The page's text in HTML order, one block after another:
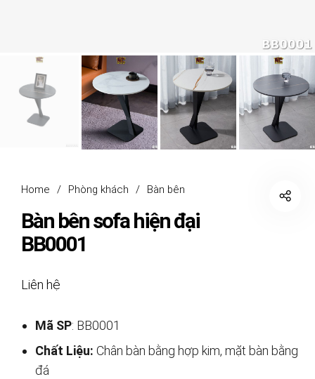
Home / Phòng khách / Bàn bên
Bàn bên sofa hiện đại
BB0001
Liên hệ
Mã SP: BB0001
Chất Liệu: Chân bàn bằng hợp kim, mặt bàn bằng
đá